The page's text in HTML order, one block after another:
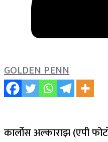
GOLDEN PENN
कार्लोस अल्काराझ (एपी